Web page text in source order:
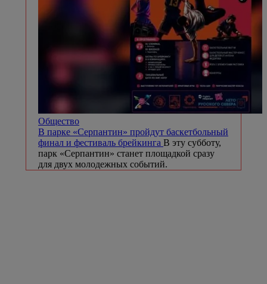
Общество
В парке «Серпантин» пройдут баскетбольный
финал и фестиваль брейкинга В эту субботу,
парк «Серпантин» станет площадкой сразу
для двух молодежных событий.